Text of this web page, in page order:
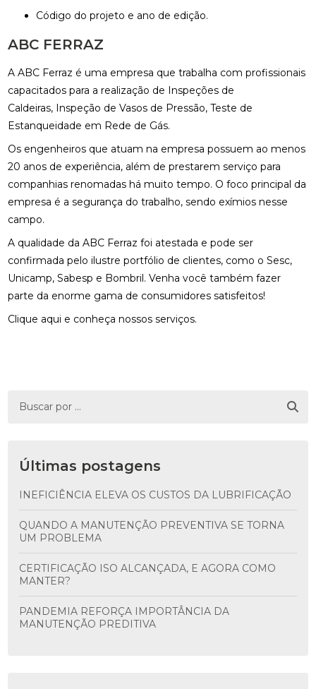
Código do projeto e ano de edição.
ABC FERRAZ
A ABC Ferraz é uma empresa que trabalha com profissionais
capacitados para a realização de Inspeções de
Caldeiras, Inspeção de Vasos de Pressão, Teste de
Estanqueidade em Rede de Gás.
Os engenheiros que atuam na empresa possuem ao menos
20 anos de experiência, além de prestarem serviço para
companhias renomadas há muito tempo. O foco principal da
empresa é a segurança do trabalho, sendo exímios nesse
campo.
A qualidade da ABC Ferraz foi atestada e pode ser
confirmada pelo ilustre portfólio de clientes, como o Sesc,
Unicamp, Sabesp e Bombril. Venha você também fazer
parte da enorme gama de consumidores satisfeitos!
Clique aqui e conheça nossos serviços.
Últimas postagens
INEFICIÊNCIA ELEVA OS CUSTOS DA LUBRIFICAÇÃO
QUANDO A MANUTENÇÃO PREVENTIVA SE TORNA
UM PROBLEMA
CERTIFICAÇÃO ISO ALCANÇADA, E AGORA COMO
MANTER?
PANDEMIA REFORÇA IMPORTÂNCIA DA
MANUTENÇÃO PREDITIVA